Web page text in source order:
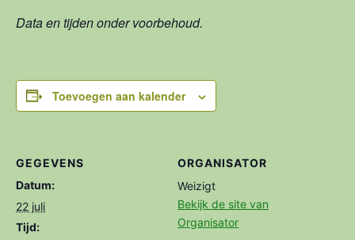
Data en tijden onder voorbehoud.
Toevoegen aan kalender
GEGEVENS
Datum:
22 juli
Tijd:
ORGANISATOR
Weizigt
Bekijk de site van
Organisator